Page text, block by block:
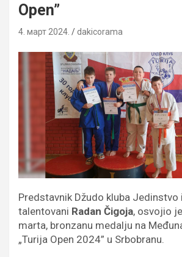
Open”
4. март 2024. dakicorama
Predstavnik Džudo kluba Jedinstvo
talentovani Radan Čigoja, osvojio
marta, bronzanu medalju na
„Turija Open 2024” u Srbobranu.